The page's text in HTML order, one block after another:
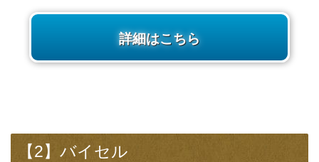
詳細はこちら
【2】バイセル